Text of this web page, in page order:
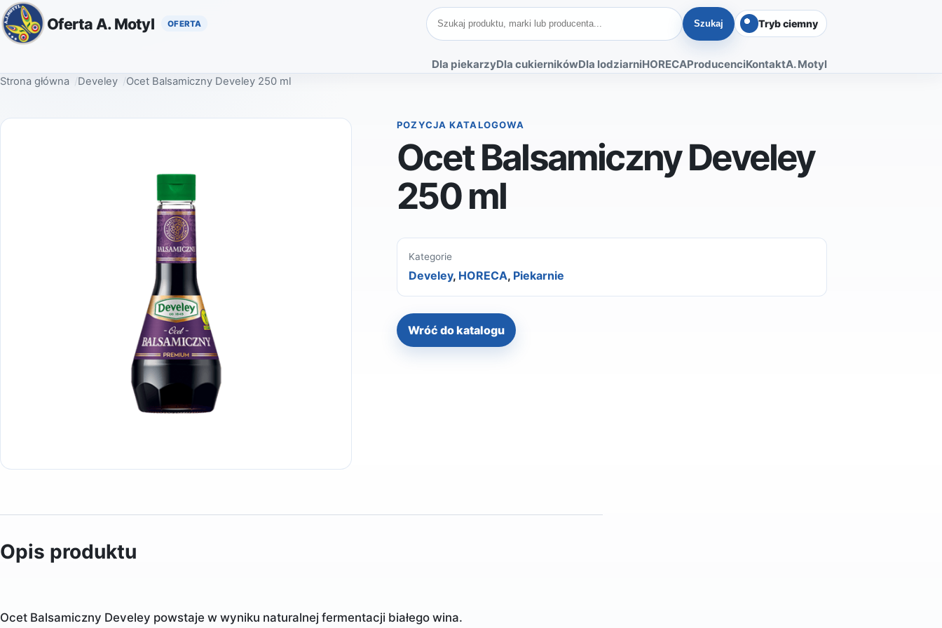
Oferta A. Motyl Szukaj produktów
Szukaj Tryb ciemny
Dla piekarzyDla cukiernikówDla lodziarniHORECAProducenciKontaktA. Motyl
Strona główna Develey Ocet Balsamiczny Develey 250 ml
POZYCJA KATALOGOWA
Ocet Balsamiczny Develey
250 ml
Kategorie
Develey, HORECA, Piekarnie
Wróć do katalogu
Opis produktu
Ocet Balsamiczny Develey powstaje w wyniku naturalnej fermentacji białego wina.